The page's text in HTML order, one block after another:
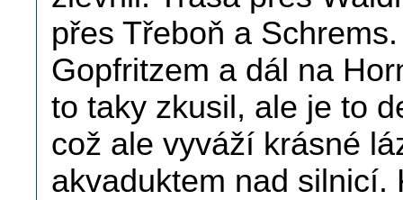
přes Třeboň a
Gopfritzem a dál na
to taky zkusil, ale je to
což ale vyváží krásné
akvaduktem nad silnicí.